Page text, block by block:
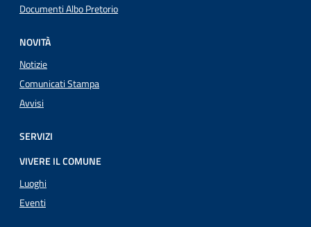
Documenti Albo Pretorio
NOVITÀ
Notizie
Comunicati Stampa
Avvisi
SERVIZI
VIVERE IL COMUNE
Luoghi
Eventi